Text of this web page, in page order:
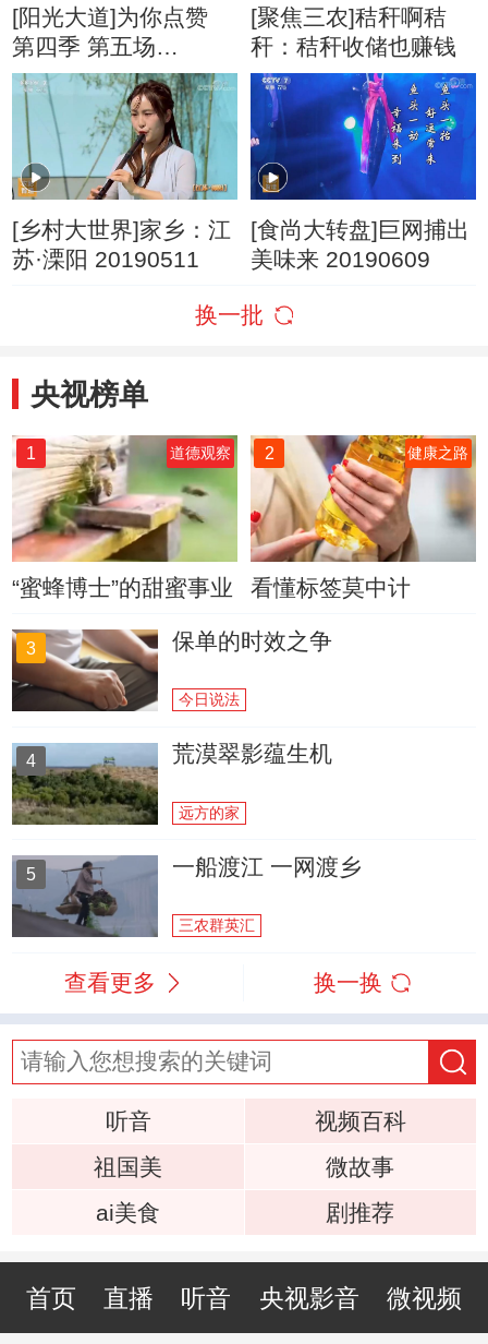
[阳光大道]为你点赞
第四季 第五场
(20160131)
[聚焦三农]秸秆啊秸
秆：秸秆收储也赚钱
[乡村大世界]家乡：江
苏·溧阳 20190511
[食尚大转盘]巨网捕出
美味来 20190609
换一批
央视榜单
1 道德观察
“蜜蜂博士”的甜蜜事业
2 健康之路
看懂标签莫中计
3 保单的时效之争
今日说法
4 荒漠翠影蕴生机
远方的家
5 一船渡江 一网渡乡
三农群英汇
查看更多 换一换
听音
视频百科
祖国美
微故事
ai美食
剧推荐
首页 直播 听音 央视影音 微视频